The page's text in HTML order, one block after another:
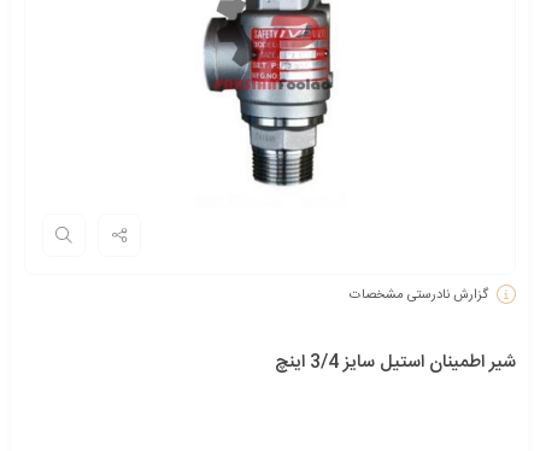
گزارش نادرستی مشخصات
شیر اطمینان استیل سایز 3/4 اینچ